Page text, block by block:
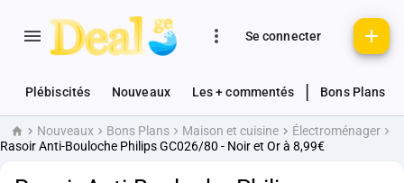
Se connecter
Plébiscités Nouveaux Les + commentés Bons Plans
AccueilNouveaux Bons Plans Maison et cuisine
Électroménager
Rasoir Anti-Bouloche Philips GC026/80 - Noir et Or à 8,99€